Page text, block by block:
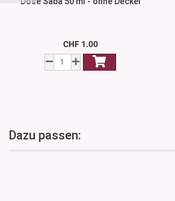
CHF 1.00
Dazu passen: